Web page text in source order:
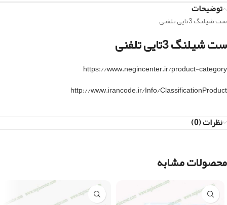
توضیحات
ست شیلنگ 3تایی تلفنی
ست شیلنگ 3تایی تلفنی
https://www.negincenter.ir/product-category
http://www.irancode.ir/Info/ClassificationProduct
نظرات (0)
محصولات مشابه